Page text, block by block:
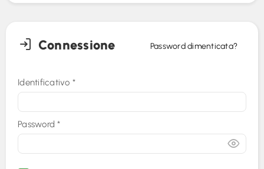
Connessione Password dimenticata?
Identificativo *
Password*